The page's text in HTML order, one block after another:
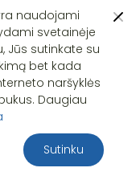
naudojami
svetainėje
Jūs sutinkate su
bet kada
naršyklės
Daugiau
Sutinku